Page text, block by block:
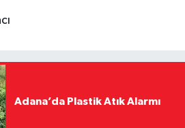
Adana’da Plastik Atık Alarmı